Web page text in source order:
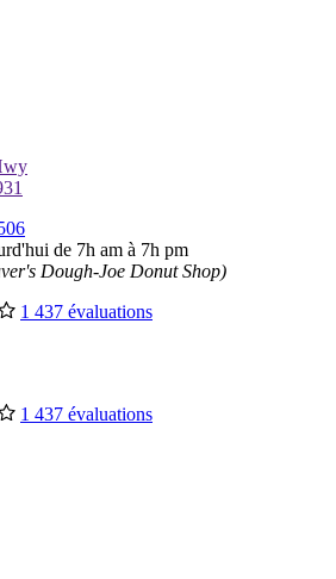
de 7h am à 7h pm
Dough-Joe Donut Shop)
1 437 évaluations
1 437 évaluations